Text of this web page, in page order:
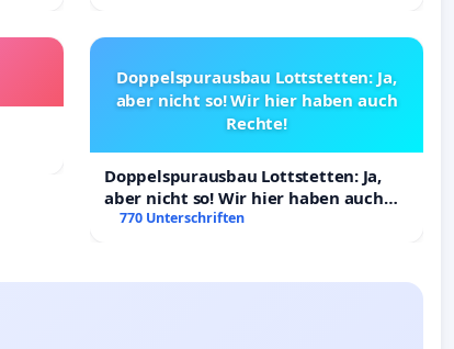
Doppelspurausbau Lottstetten: Ja,
aber nicht so! Wir hier haben auch
Rechte!
Doppelspurausbau Lottstetten: Ja,
aber nicht so! Wir hier haben auch
Rechte!
770 Unterschriften